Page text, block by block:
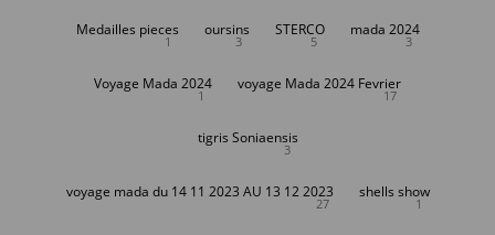
Medailles pieces
1
oursins
3
STERCO
5
mada 2024
3
Voyage Mada 2024
1
voyage Mada 2024 Fevrier
17
tigris Soniaensis
3
voyage mada du 14 11 2023 AU 13 12 2023
27
shells show
1